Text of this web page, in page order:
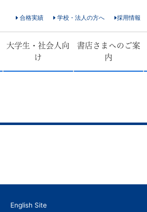
合格実績 学校・法人の方へ 採用情報
大学生・社会人向
け
書店さまへのご案
内
English Site